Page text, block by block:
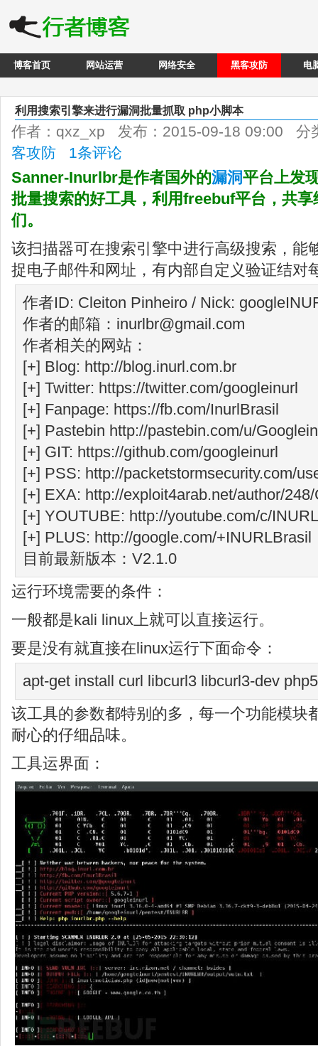
博客首页 网站运营 网络安全 黑客攻防 电
利用搜索引擎来进行漏洞批量抓取 php小脚本
作者：qxz_xp 发布：2015-09-18 09:00 分
客攻防
1条评论
Sanner-Inurlbr是作者国外的漏洞平台上发
批量搜索的好工具，利用freebuf平台，共
们。
该扫描器可在搜索引擎中进行高级搜索，能
捉电子邮件和网址，有内部自定义验证结对
作者ID: Cleiton Pinheiro / Nick:
作者的邮箱：inurlbr@gmail.com
作者相关的网站：
[+] Blog: http://blog.inurl.com.br
[+] Twitter: https://twitter.com/googleinurl
[+] Fanpage: https://fb.com/InurlBrasil
[+] Pastebin http://pastebin.com/u/
[+] GIT: https://github.com/googleinurl
[+] PSS: http://packetstormsecurity.com/
[+] EXA: http://exploit4arab.net/author/
[+] YOUTUBE: http://youtube.com/c/
[+] PLUS: http://google.com/+INURLBrasil
目前最新版本：V2.1.0
运行环境需要的条件：
一般都是kali linux上就可以直接运行。
要是没有就直接在linux运行下面命令：
apt-get install curl libcurl3 libcurl3-dev
该工具的参数都特别的多，每一个功能模块
耐心的仔细品味。
工具运界面：